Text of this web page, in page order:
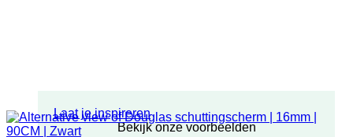
Laat je inspireren
Bekijk onze voorbeelden